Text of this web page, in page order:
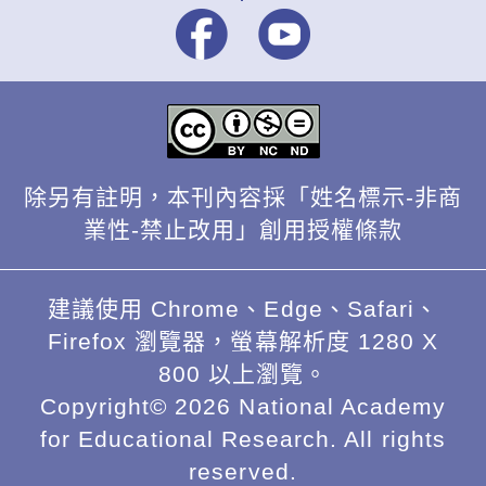
除另有註明，本刊內容採「姓名標示-非商
業性-禁止改用」創用授權條款
建議使用 Chrome、Edge、Safari、
Firefox 瀏覽器，螢幕解析度 1280 X
800 以上瀏覽。
Copyright© 2026 National Academy
for Educational Research. All rights
reserved.